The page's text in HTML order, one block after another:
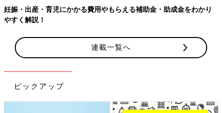
【さらにひと言】
便の色・性状も気になるかもしれません。色は黄色・緑色が普通
形ではなく液状・泥状がほとんどです。便回数も含め、離乳食が
始まって私たちと同じものを食べるようになれば、大人同様のう
んちが出ます。
Q. 泣きやまないことがあり、困っています。
A. 病気が隠れていることは少ないです。自我の芽生えかもしれま
妊娠・出産・育児にかかる費用やもらえる補助金・助成金をわかり
やすく解説！
連載一覧へ
ピックアップ